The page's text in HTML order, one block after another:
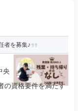
者を募集♪
央
の資格要件を満たす